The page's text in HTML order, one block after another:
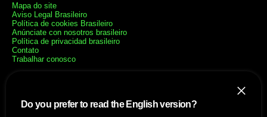
Mapa do site
Aviso Legal Brasileiro
Política de cookies Brasileiro
Anúnciate con nosotros brasileiro
Política de privacidad brasileiro
Contato
Trabalhar conosco
MusickMag
Do you prefer to read the English version?